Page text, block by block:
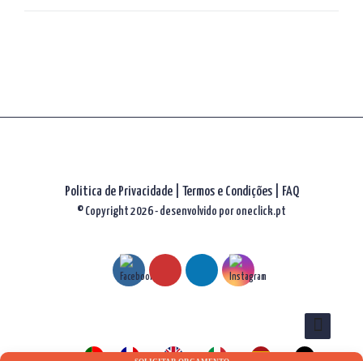
Politica de Privacidade| Termos e Condições FAQ
© Copyright 2026 - desenvolvido por oneclick.pt